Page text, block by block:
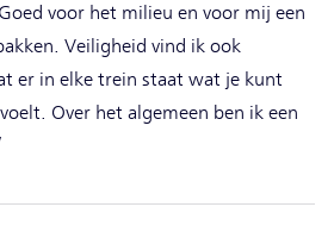
voor het milieu en voor mij een
Veiligheid vind ik ook
er in elke trein staat wat je kunt
Over het algemeen ben ik een